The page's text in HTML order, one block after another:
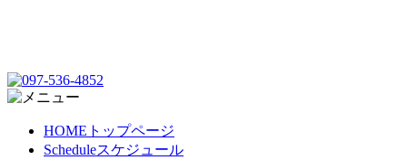
HOME トップページ
Scheduleスケジュール